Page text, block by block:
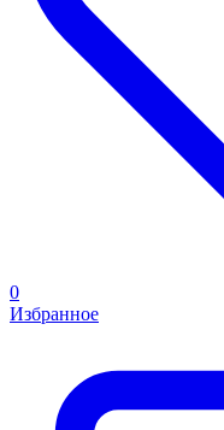
0
Избранное